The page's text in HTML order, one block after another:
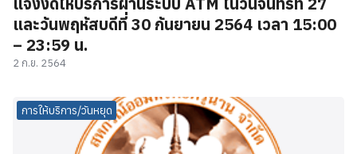
และวันพฤหัสบดีที่ 30 กันยายน 2564 เวลา 15:00
– 23:59 น.
2 ก.ย. 2564
การให้บริการ/วันหยุด